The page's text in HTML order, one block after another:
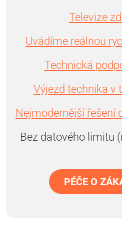
Televize
Uvádíme reálnou
Technická
Výjezd technika v
Nejmodernější řešení
Bez datového limitu
PÉČE O